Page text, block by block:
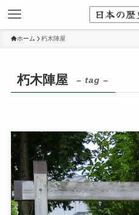
ホーム 朽木陣屋
朽木陣屋 – tag –